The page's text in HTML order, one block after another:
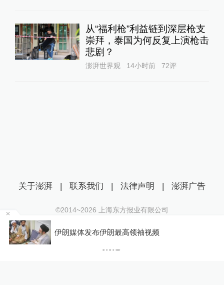
从“福利枪”利益链到深层枪支
崇拜，泰国为何反复上演枪击
悲剧？
澎湃世界观 14小时前 72评
伊朗媒体发布伊朗最高领袖视频
关于澎湃 | 联系我们 | 法律声明 | 澎湃广告
©2014~2026 上海东方报业有限公司
沪ICP证：沪B2-20170116 | 沪ICP备14003370号
互联网新闻信息服务许可证：31120170006
沪公网安备 31010602000299号